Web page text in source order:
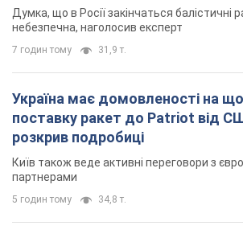
Думка, що в Росії закінчаться балістичні
небезпечна, наголосив експерт
7 годин тому 31,9 т.
Україна має домовленості на
поставку ракет до Patriot від
розкрив подробиці
Київ також веде активні переговори з
партнерами
5 годин тому 34,8 т.